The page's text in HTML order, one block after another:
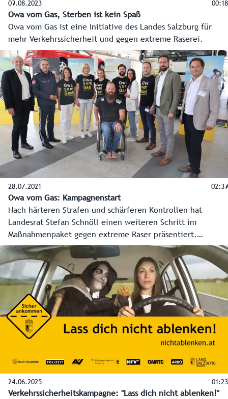
09.08.2023 00:18
Owa vom Gas, Sterben ist kein Spaß
Owa vom Gas ist eine Initiative des Landes Salzburg für
mehr Verkehrssicherheit und gegen extreme Raserei.
28.07.2021 02:39
Owa vom Gas: Kampagnenstart
Nach härteren Strafen und schärferen Kontrollen hat
Landesrat Stefan Schnöll einen weiteren Schritt im
Maßnahmenpaket gegen extreme Raser präsentiert.
Testimonials - unter anderem Olympiasieger Thomas
Geierspichler und eine Verkehrssicherheitskampagne
werden unter dem Motto „Salzburg, owa vom Gas!“ in den
kommenden Monaten die Folgen des Rasens thematisieren.
„Wir wollen das Bewusstsein der Salzburgerinnen und
Salzburger schärfen, denn eines sage ich ganz deutlich: Für
extreme Raser habe ich überhaupt kein Verständnis“,
betont Verkehrslandesrat Stefan Schnöll.
24.06.2025 01:23
Verkehrssicherheitskampagne: "Lass dich nicht ablenken!"